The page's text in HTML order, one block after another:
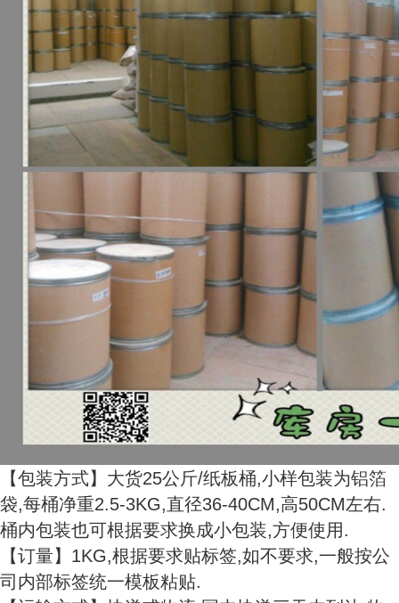
【包装方式】大货25公斤/纸板桶,小样包装为铝箔
袋,每桶净重2.5-3KG,直径36-40CM,高50CM左右.
桶内包装也可根据要求换成小包装,方便使用.
【订量】1KG,根据要求贴标签,如不要求,一般按公
司内部标签统一模板粘贴.